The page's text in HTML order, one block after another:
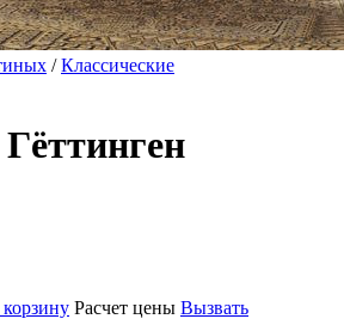
/Классические
Расчет цены Вызвать